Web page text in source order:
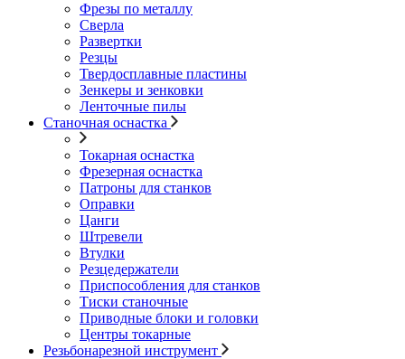
Фрезы по металлу
Сверла
Развертки
Резцы
Твердосплавные пластины
Зенкеры и зенковки
Ленточные пилы
Станочная оснастка
Токарная оснастка
Фрезерная оснастка
Патроны для станков
Оправки
Цанги
Штревели
Втулки
Резцедержатели
Приспособления для станков
Тиски станочные
Приводные блоки и головки
Центры токарные
Резьбонарезной инструмент